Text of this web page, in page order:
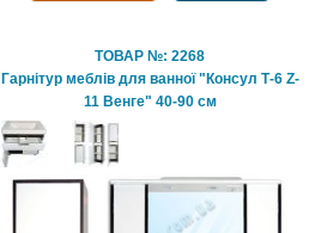
ТОВАР №: 2268
Гарнітур меблів для ванної "Консул Т-6 Z-
11 Венге" 40-90 см